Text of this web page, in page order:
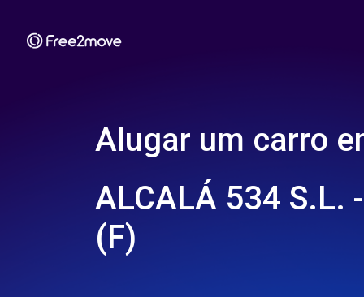
Alugar um carro
ALCALÁ 534 S.L.
(F)